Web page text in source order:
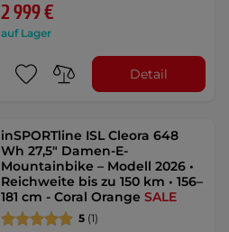
2 999 €
auf Lager
Detail
inSPORTline ISL Cleora 648
Wh 27,5" Damen-E-
Mountainbike – Modell 2026 •
Reichweite bis zu 150 km • 156–
181 cm - Coral OrangeSALE
5 (1)